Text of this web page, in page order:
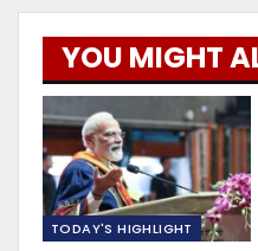
YOU MIGHT
TODAY'S HIGHLIGHT